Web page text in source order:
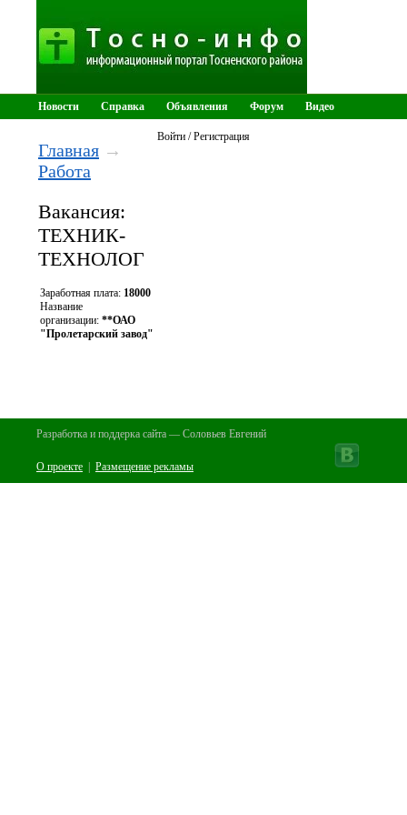
Новости Справка Объявления Форум
Видео
Войти / Регистрация
Главная →
Работа
Вакансия:
ТЕХНИК-
ТЕХНОЛОГ
Заработная плата: 18000
Название
организации: **ОАО
"Пролетарский завод"
Разработка и поддерка сайта — Соловьев Евгений
О проекте Размещение рекламы